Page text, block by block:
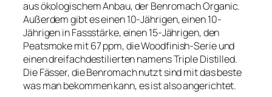
aus ökologischem Anbau, der Benromach Organic.
Außerdem gibt es einen 10-Jährigen, einen 10-
Jährigen in Fassstärke, einen 15-Jährigen, den
Peatsmoke mit 67 ppm, die Woodfinish-Serie und
einen dreifachdestilierten namens Triple Distilled.
Die Fässer, die Benromach nutzt sind mit das beste
was man bekommen kann, es ist also angerichtet.